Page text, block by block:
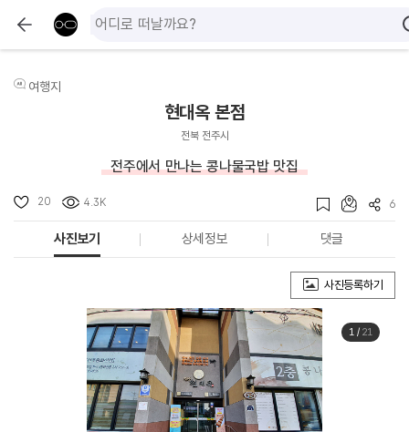
여행지
현대옥 본점
전북 전주시
전주에서 만나는 콩나물국밥 맛집
20 4.3K 6
사진보기 상세정보 댓글
사진등록하기
1/ 21